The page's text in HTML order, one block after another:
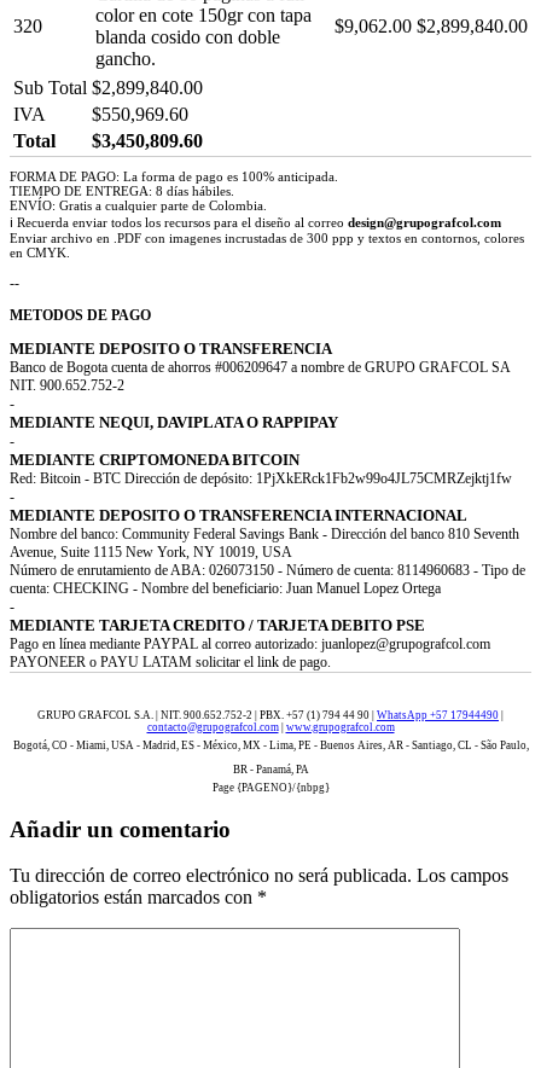
320
color en cote 150gr con tapa
blanda cosido con doble
gancho.
$9,062.00 $2,899,840.00
Sub Total $2,899,840.00
IVA
$550,969.60
Total
$3,450,809.60
FORMA DE PAGO: La forma de pago es 100% anticipada.
TIEMPO DE ENTREGA: 8 días hábiles.
ENVÍO: Gratis a cualquier parte de Colombia.
ℹ Recuerda enviar todos los recursos para el diseño al correo design@grupografcol.com
Enviar archivo en .PDF con imagenes incrustadas de 300 ppp y textos en contornos, colores
en CMYK.
--
METODOS DE PAGO
MEDIANTE DEPOSITO O TRANSFERENCIA
Banco de Bogota cuenta de ahorros #006209647 a nombre de GRUPO GRAFCOL SA
NIT. 900.652.752-2
-
MEDIANTE NEQUI, DAVIPLATA O RAPPIPAY
-
MEDIANTE CRIPTOMONEDA BITCOIN
Red: Bitcoin - BTC Dirección de depósito: 1PjXkERck1Fb2w99o4JL75CMRZejktj1fw
-
MEDIANTE DEPOSITO O TRANSFERENCIA INTERNACIONAL
Nombre del banco: Community Federal Savings Bank - Dirección del banco 810 Seventh
Avenue, Suite 1115 New York, NY 10019, USA
Número de enrutamiento de ABA: 026073150 - Número de cuenta: 8114960683 - Tipo de
cuenta: CHECKING - Nombre del beneficiario: Juan Manuel Lopez Ortega
-
MEDIANTE TARJETA CREDITO / TARJETA DEBITO PSE
Pago en línea mediante PAYPAL al correo autorizado: juanlopez@grupografcol.com
PAYONEER o PAYU LATAM solicitar el link de pago.
GRUPO GRAFCOL S.A. | NIT. 900.652.752-2 | PBX. +57 (1) 794 44 90 | WhatsApp +57 17944490
contacto@grupografcol.com| www.grupografcol.com
Bogotá, CO - Miami, USA - Madrid, ES - México, MX - Lima, PE - Buenos Aires, AR - Santiago, CL - São Paulo,
BR - Panamá, PA
Page {PAGENO}/{nbpg}
Añadir un comentario
Tu dirección de correo electrónico no será publicada. Los campos
obligatorios están marcados con *